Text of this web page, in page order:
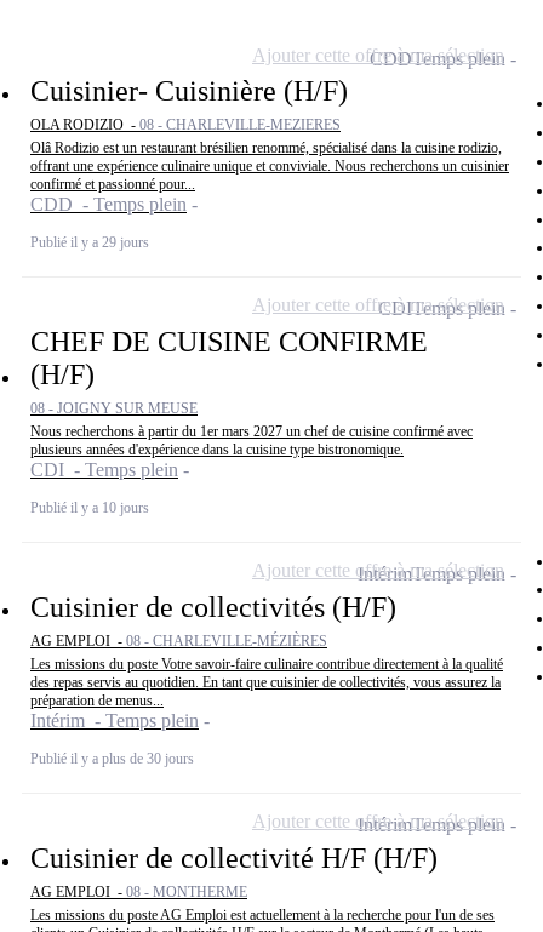
Cuisinier- Cuisinière (H/F)
OLA RODIZIO - 08 - CHARLEVILLE-MEZIERES
Olâ Rodizio est un restaurant brésilien renommé, spécialisé dans la cuisine rodizio,
offrant une expérience culinaire unique et conviviale. Nous recherchons un cuisinier
confirmé et passionné pour...
CDD - Temps plein
Publié il y a 29 jours
CDDTemps plein
Ajouter cette offre à ma sélection
CHEF DE CUISINE CONFIRME
(H/F)
08 - JOIGNY SUR MEUSE
Nous recherchons à partir du 1er mars 2027 un chef de cuisine confirmé avec
plusieurs années d'expérience dans la cuisine type bistronomique.
CDI - Temps plein
Publié il y a 10 jours
CDITemps plein
Ajouter cette offre à ma sélection
Cuisinier de collectivités (H/F)
AG EMPLOI - 08 - CHARLEVILLE-MÉZIÈRES
Les missions du poste Votre savoir-faire culinaire contribue directement à la qualité
des repas servis au quotidien. En tant que cuisinier de collectivités, vous assurez la
préparation de menus...
Intérim - Temps plein
Publié il y a plus de 30 jours
IntérimTemps plein
Ajouter cette offre à ma sélection
Cuisinier de collectivité H/F (H/F)
AG EMPLOI - 08 - MONTHERME
Les missions du poste AG Emploi est actuellement à la recherche pour l'un de ses
IntérimTemps plein
Ajouter cette offre à ma sélection